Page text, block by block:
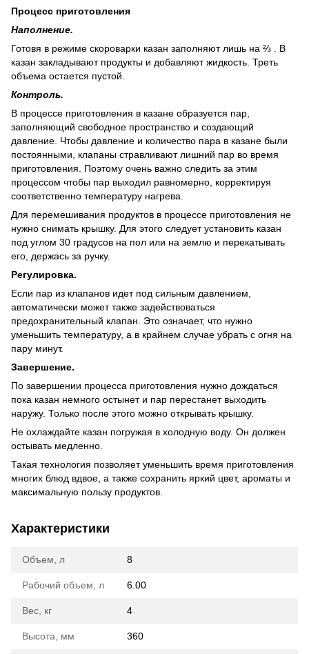
Процесс приготовления
Наполнение.
Готовя в режиме скороварки казан заполняют лишь на ⅔ . В
казан закладывают продукты и добавляют жидкость. Треть
объема остается пустой.
Контроль.
В процессе приготовления в казане образуется пар,
заполняющий свободное пространство и создающий
давление. Чтобы давление и количество пара в казане были
постоянными, клапаны стравливают лишний пар во время
приготовления. Поэтому очень важно следить за этим
процессом чтобы пар выходил равномерно, корректируя
соответственно температуру нагрева.
Для перемешивания продуктов в процессе приготовления не
нужно снимать крышку. Для этого следует установить казан
под углом 30 градусов на пол или на землю и перекатывать
его, держась за ручку.
Регулировка.
Если пар из клапанов идет под сильным давлением,
автоматически может также задействоваться
предохранительный клапан. Это означает, что нужно
уменьшить температуру, а в крайнем случае убрать с огня на
пару минут.
Завершение.
По завершении процесса приготовления нужно дождаться
пока казан немного остынет и пар перестанет выходить
наружу. Только после этого можно открывать крышку.
Не охлаждайте казан погружая в холодную воду. Он должен
остывать медленно.
Такая технология позволяет уменьшить время приготовления
многих блюд вдвое, а также сохранить яркий цвет, ароматы и
максимальную пользу продуктов.
Характеристики
Объем, л 8
Рабочий объем, л 6.00
Вес, кг 4
Высота, мм 360